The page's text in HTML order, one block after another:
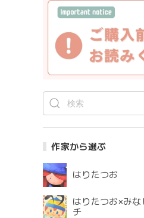
作家から選ぶ
はりたつお
はりたつお×みな
チ